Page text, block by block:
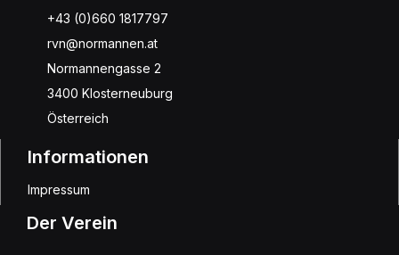
+43 (0)660 1817797
rvn@normannen.at
Normannengasse 2
3400 Klosterneuburg
Österreich
Informationen
Impressum
Der Verein